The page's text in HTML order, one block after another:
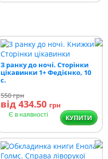
З ранку до ночі. Сторінки
цікавинки 1+ Федієнко, 10
с.
550грн
від 434.50 грн
Є в наявності КУПИТИ